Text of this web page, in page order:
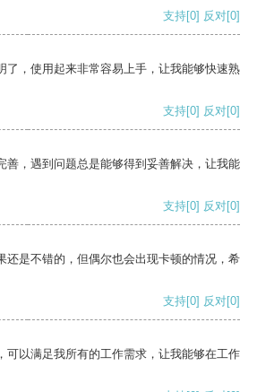
支持[0] 反对[0]
了，使用起来非常容易上手，让我能够快速熟
支持[0] 反对[0]
善，遇到问题总是能够得到妥善解决，让我能
支持[0] 反对[0]
还是不错的，但偶尔也会出现卡顿的情况，希
支持[0] 反对[0]
可以满足我所有的工作需求，让我能够在工作